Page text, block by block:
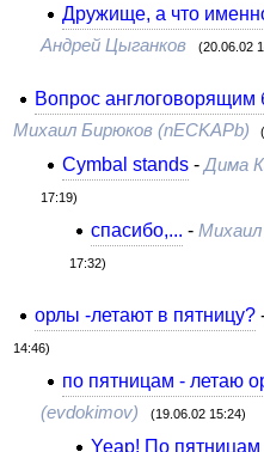
Дружище, а что
Андрей Цыганков (20.06.02
Вопрос англоговорящим
Михаил Бирюков (nECKAPb)
Cymbal stands -Дима
17:19)
спасибо,... - Михаил
17:32)
орлы -летают в пятницу?
14:46)
по пятницам - летаю
(evdokimov)
(19.06.02 15:24)
Yeap! По